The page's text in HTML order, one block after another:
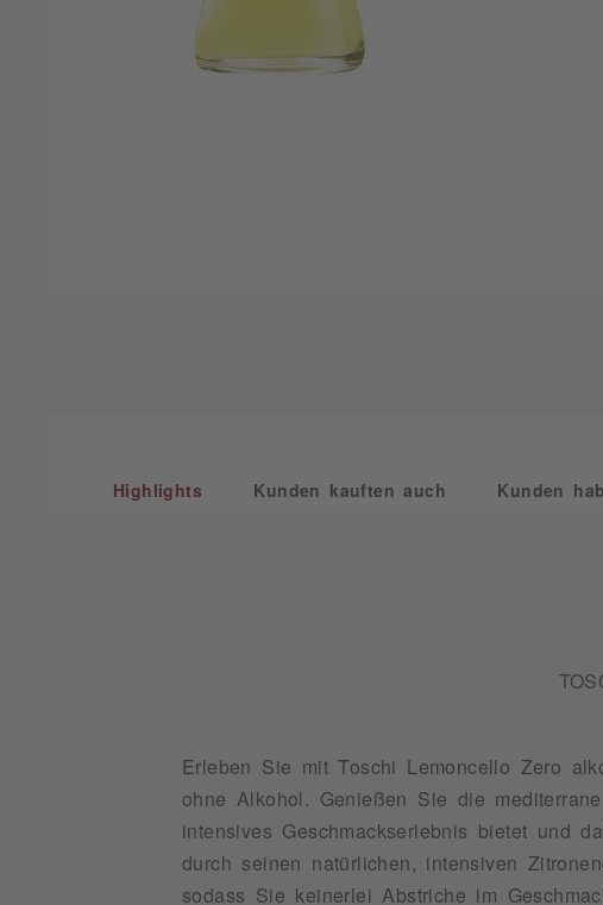
Highlights Kunden kauften auch Kunden
Erleben Sie mit Toschi Lemoncello Zero
ohne Alkohol. Genießen Sie die
intensives Geschmackserlebnis bietet und
durch seinen natürlichen, intensiven
sodass Sie keinerlei Abstriche im